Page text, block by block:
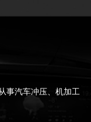
事汽车冲压、机加工